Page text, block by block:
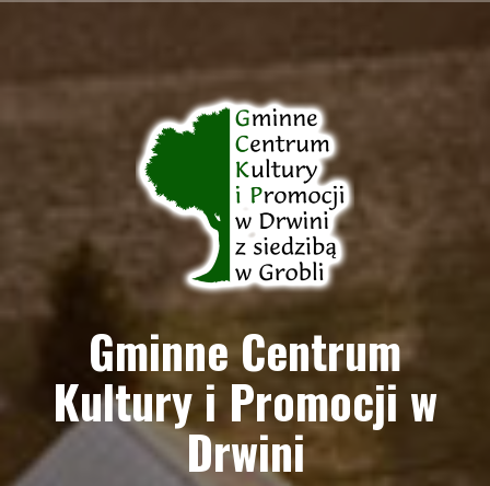
Gminne Centrum
Kultury i Promocji w
Drwini